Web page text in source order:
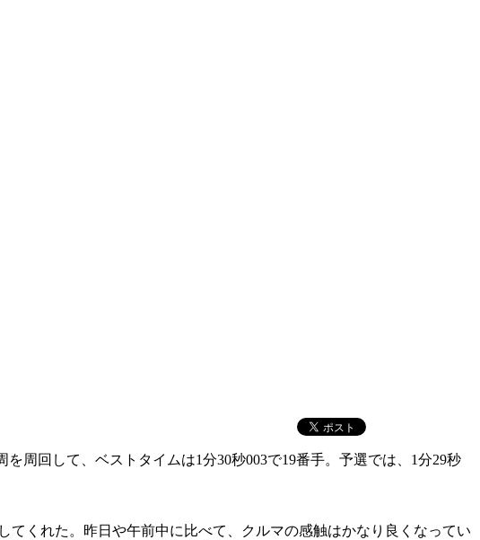
周回して、ベストタイムは1分30秒003で19番手。予選では、1分29秒
てくれた。昨日や午前中に比べて、クルマの感触はかなり良くなってい